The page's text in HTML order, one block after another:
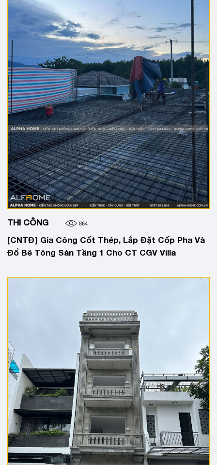
THI CÔNG 864
[CNTĐ] Gia Công Cốt Thép, Lắp Đặt Cốp Pha Và
Đổ Bê Tông Sàn Tầng 1 Cho CT CGV Villa